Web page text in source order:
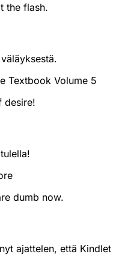
the flash.
Textbook Volume 5
desire!
dumb now.
ajattelen, että Kindlet